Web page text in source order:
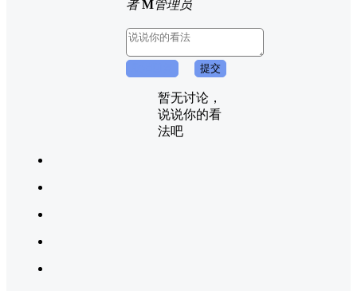
者 M管理员
提交
暂无讨论，
说说你的看
法吧